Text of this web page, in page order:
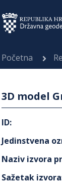
Početna
3D model
ID:
Jedinstvena
Naziv izvora
Sažetak izvora